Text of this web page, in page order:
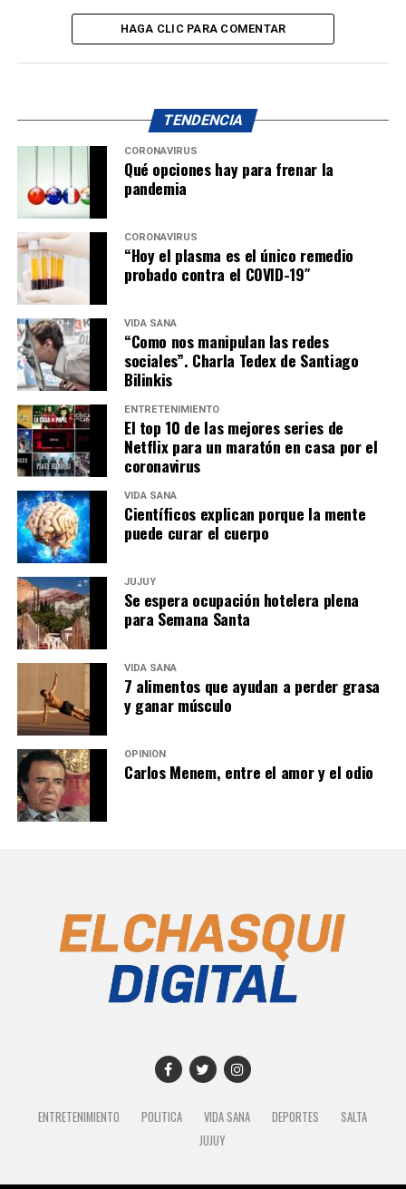
HAGA CLIC PARA COMENTAR
TENDENCIA
CORONAVIRUS
Qué opciones hay para frenar la
pandemia
CORONAVIRUS
“Hoy el plasma es el único remedio
probado contra el COVID-19″
VIDA SANA
“Como nos manipulan las redes
sociales”. Charla Tedex de Santiago
Bilinkis
ENTRETENIMIENTO
El top 10 de las mejores series de
Netflix para un maratón en casa por el
coronavirus
VIDA SANA
Científicos explican porque la mente
puede curar el cuerpo
JUJUY
Se espera ocupación hotelera plena
para Semana Santa
VIDA SANA
7 alimentos que ayudan a perder grasa
y ganar músculo
OPINIÓN
Carlos Menem, entre el amor y el odio
ENTRETENIMIENTO POLITICA VIDA SANA DEPORTES
SALTA
JUJUY